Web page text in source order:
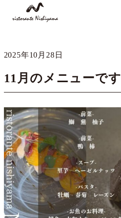
2025年10月28日
11月のメニューです